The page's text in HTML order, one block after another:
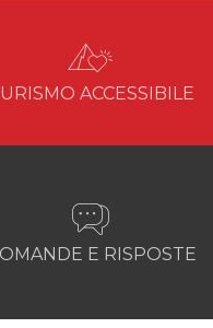
ACCESSIBILE
E RISPOSTE